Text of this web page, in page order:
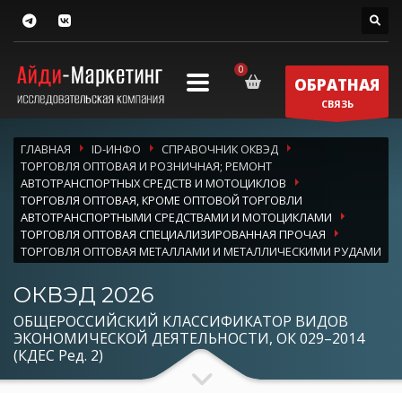
ОБРАТНАЯ
СВЯЗЬ
ГЛАВНАЯ ID-ИНФО
СПРАВОЧНИК ОКВЭД
ТОРГОВЛЯ ОПТОВАЯ И РОЗНИЧНАЯ; РЕМОНТ
АВТОТРАНСПОРТНЫХ СРЕДСТВ И МОТОЦИКЛОВ
ТОРГОВЛЯ ОПТОВАЯ, КРОМЕ ОПТОВОЙ ТОРГОВЛИ
АВТОТРАНСПОРТНЫМИ СРЕДСТВАМИ И МОТОЦИКЛАМИ
ТОРГОВЛЯ ОПТОВАЯ СПЕЦИАЛИЗИРОВАННАЯ ПРОЧАЯ
ТОРГОВЛЯ ОПТОВАЯ МЕТАЛЛАМИ И МЕТАЛЛИЧЕСКИМИ РУДАМИ
ОКВЭД 2026
ОБЩЕРОССИЙСКИЙ КЛАССИФИКАТОР ВИДОВ
ЭКОНОМИЧЕСКОЙ ДЕЯТЕЛЬНОСТИ, ОК 029–2014
(КДЕС Ред. 2)